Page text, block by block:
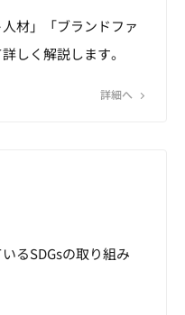
材」「ブランドファ
しく解説します。
詳細へ
るSDGsの取り組み